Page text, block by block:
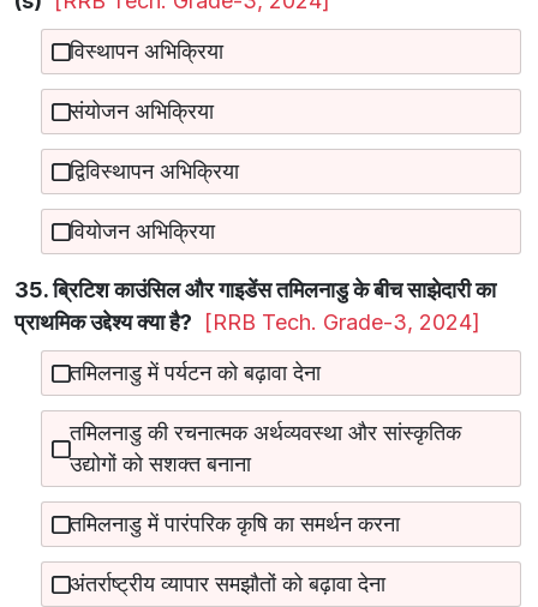
विस्थापन अभिक्रिया
संयोजन अभिक्रिया
द्विविस्थापन अभिक्रिया
वियोजन अभिक्रिया
35. ब्रिटिश काउंसिल और गाइडेंस तमिलनाडु के बीच साझेदारी का
प्राथमिक उद्देश्य क्या है?
[RRB Tech. Grade-3, 2024]
तमिलनाडु में पर्यटन को बढ़ावा देना
तमिलनाडु की रचनात्मक अर्थव्यवस्था और सांस्कृतिक
उद्योगों को सशक्त बनाना
तमिलनाडु में पारंपरिक कृषि का समर्थन करना
अंतर्राष्ट्रीय व्यापार समझौतों को बढ़ावा देना